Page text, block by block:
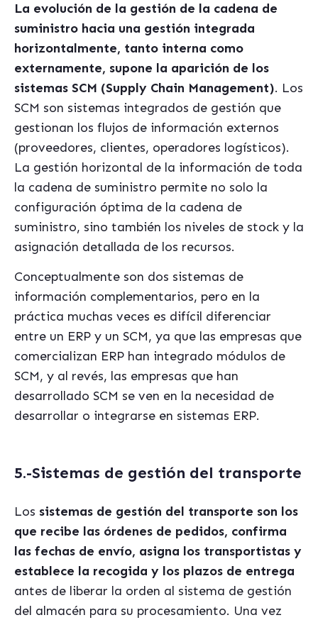
La evolución de la gestión de la cadena de
suministro hacia una gestión integrada
horizontalmente, tanto interna como
externamente, supone la aparición de los
sistemas SCM (Supply Chain Management). Los
SCM son sistemas integrados de gestión que
gestionan los flujos de información externos
(proveedores, clientes, operadores logísticos).
La gestión horizontal de la información de toda
la cadena de suministro permite no solo la
configuración óptima de la cadena de
suministro, sino también los niveles de stock y la
asignación detallada de los recursos.
Conceptualmente son dos sistemas de
información complementarios, pero en la
práctica muchas veces es difícil diferenciar
entre un ERP y un SCM, ya que las empresas que
comercializan ERP han integrado módulos de
SCM, y al revés, las empresas que han
desarrollado SCM se ven en la necesidad de
desarrollar o integrarse en sistemas ERP.
5.-Sistemas de gestión del transporte
Los sistemas de gestión del transporte son los
que recibe las órdenes de pedidos, confirma
las fechas de envío, asigna los transportistas y
establece la recogida y los plazos de entrega
antes de liberar la orden al sistema de gestión
del almacén para su procesamiento. Una vez